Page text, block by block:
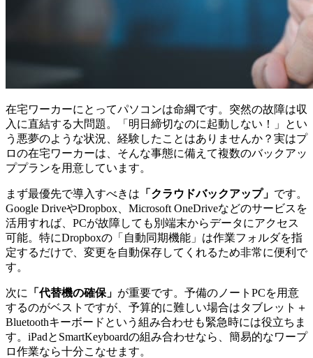
在宅ワーカーにとってパソコンは命綱です。突然の故障は収
入に直結する大問題。「明日締切なのに起動しない！」とい
う悪夢のような状況、経験したことはありませんか？実はプ
ロの在宅ワーカーは、そんな事態に備えて複数のバックアッ
ププランを用意しています。
まず最優先で導入すべきは 「クラウドバックアップ」 です。
Google DriveやDropbox、Microsoft OneDriveなどのサービスを
活用すれば、PCが故障しても別端末からデータにアクセス
可能。特にDropboxの「自動同期機能」は作業フォルダを指
定するだけで、変更を自動保存してくれるため非常に便利で
す。
次に 「代替機の確保」 が重要です。予備のノートPCを用意
するのがベストですが、予算的に難しい場合はタブレット＋
Bluetoothキーボードという組み合わせも緊急時には役立ちま
す。iPadとSmartKeyboardの組み合わせなら、簡易的なワープ
ロ作業なら十分こなせます。